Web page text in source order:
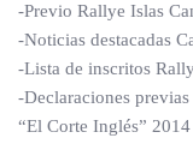
-Previo Rallye Islas
-Noticias destacadas
-Lista de inscritos
-Declaraciones
“El Corte Inglés” 2014